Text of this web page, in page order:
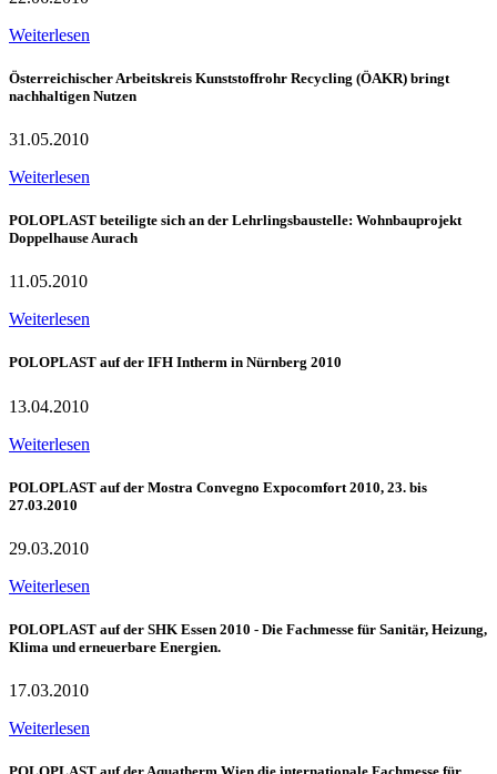
Weiterlesen
Österreichischer Arbeitskreis Kunststoffrohr Recycling (ÖAKR) bringt
nachhaltigen Nutzen
31.05.2010
Weiterlesen
POLOPLAST beteiligte sich an der Lehrlingsbaustelle: Wohnbauprojekt
Doppelhause Aurach
11.05.2010
Weiterlesen
POLOPLAST auf der IFH Intherm in Nürnberg 2010
13.04.2010
Weiterlesen
POLOPLAST auf der Mostra Convegno Expocomfort 2010, 23. bis
27.03.2010
29.03.2010
Weiterlesen
POLOPLAST auf der SHK Essen 2010 - Die Fachmesse für Sanitär, Heizung,
Klima und erneuerbare Energien.
17.03.2010
Weiterlesen